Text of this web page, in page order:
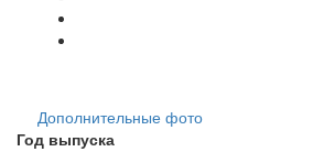
Дополнительные фото
Год выпуска